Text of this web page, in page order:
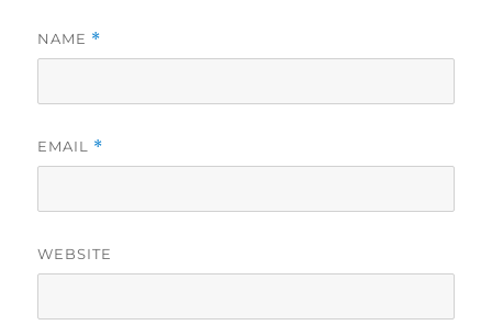
NAME *
EMAIL *
WEBSITE